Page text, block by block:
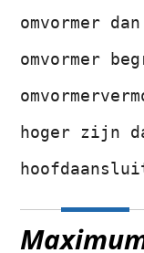
omvormer
omvormer
hoger zijn